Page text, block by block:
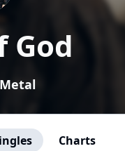
God
Charts